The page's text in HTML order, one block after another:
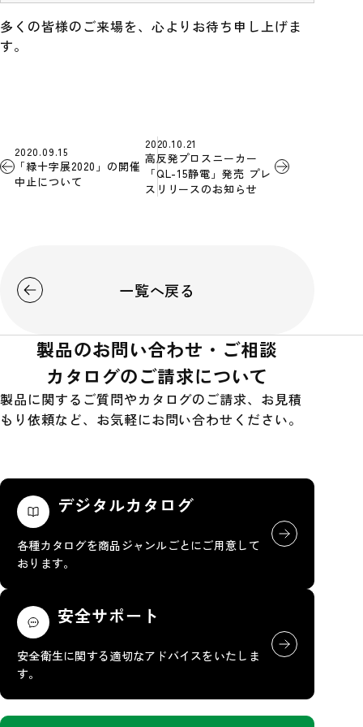
多くの皆様のご来場を、心よりお待ち申し上げま
す。
2020.09.15
「緑十字展2020」の開催
中止について
2020.10.21
高反発プロスニーカー
「QL-15静電」発売 プレ
スリリースのお知らせ
一覧へ戻る
製品のお問い合わせ・ご相談
カタログのご請求について
製品に関するご質問やカタログのご請求、お見積
もり依頼など、お気軽にお問い合わせください。
デジタルカタログ
各種カタログを商品ジャンルごとにご用意して
おります。
安全サポート
安全衛生に関する適切なアドバイスをいたしま
す。